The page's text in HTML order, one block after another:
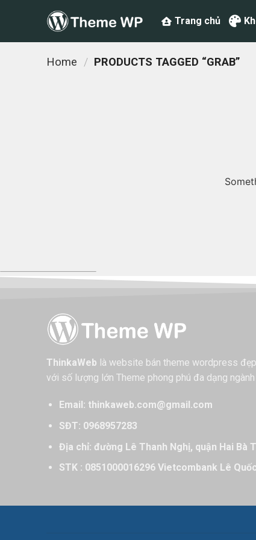
Trang chủ
Home / PRODUCTS TAGGED “GRAB”
ThinkaWeb là website bán theme wordpress
với số lượng lớn Theme phong phú đa dạng ngành
Email: thinkaweb.com@gmail.com
SĐT: 0968957283
Địa chỉ: đường Lê Thanh Nghị, quận Hai Bà
STK : 0851000016296 Vietcombank Lê